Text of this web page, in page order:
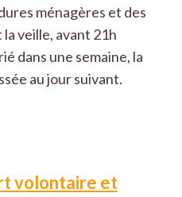
ménagères et des
la veille, avant 21h
dans une semaine, la
au jour suivant.
volontaire et